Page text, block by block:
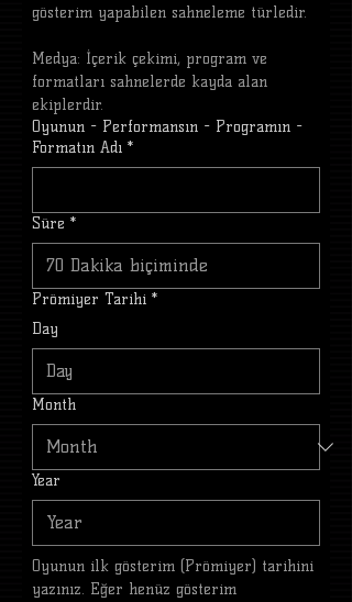
gösterim yapabilen sahneleme türledir.
Medya: İçerik çekimi, program ve
formatları sahnelerde kayda alan
ekiplerdir.
Oyunun - Performansın - Programın -
Formatın Adı *
Süre *
Prömiyer Tarihi *
Day
Month
Year
Oyunun ilk gösterim (Prömiyer) tarihini
yazınız. Eğer henüz gösterim